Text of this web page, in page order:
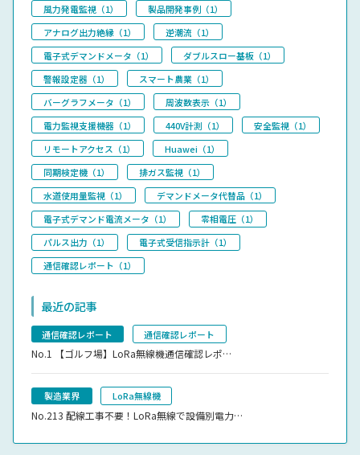
風力発電監視（1）
製品開発事例（1）
アナログ出力絶縁（1）
逆潮流（1）
電子式デマンドメータ（1）
ダブルスロー基板（1）
警報設定器（1）
スマート農業（1）
バーグラフメータ（1）
周波数表示（1）
電力監視支援機器（1）
440V計測（1）
安全監視（1）
リモートアクセス（1）
Huawei（1）
同期検定機（1）
排ガス監視（1）
水道使用量監視（1）
デマンドメータ代替品（1）
電子式デマンド電流メータ（1）
零相電圧（1）
パルス出力（1）
電子式受信指示計（1）
通信確認レポート（1）
最近の記事
通信確認レポート 通信確認レポート
No.1 【ゴルフ場】LoRa無線機通信確認レポ…
製造業界 LoRa無線機
No.213 配線工事不要！LoRa無線で設備別電力…